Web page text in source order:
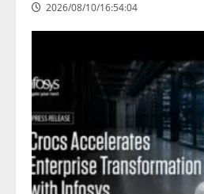
2026/08/10/16:54:04